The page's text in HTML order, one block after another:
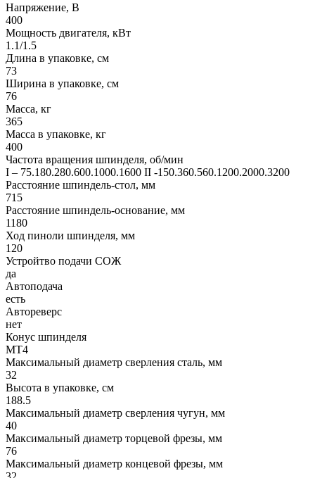
Напряжение, В
400
Мощность двигателя, кВт
1.1/1.5
Длина в упаковке, см
73
Ширина в упаковке, см
76
Масса, кг
365
Масса в упаковке, кг
400
Частота вращения шпинделя, об/мин
I – 75.180.280.600.1000.1600 II -150.360.560.1200.2000.3200
Расстояние шпиндель-стол, мм
715
Расстояние шпиндель-основание, мм
1180
Ход пиноли шпинделя, мм
120
Устройтво подачи СОЖ
да
Автоподача
есть
Автореверс
нет
Конус шпинделя
MT4
Максимальный диаметр сверления сталь, мм
32
Высота в упаковке, см
188.5
Максимальный диаметр сверления чугун, мм
40
Максимальный диаметр торцевой фрезы, мм
76
Максимальный диаметр концевой фрезы, мм